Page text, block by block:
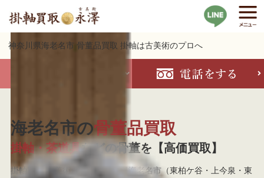
神奈川県海老名市 骨董品買取 掛軸は古美術のプロへ
海老名市の骨董品買取
掛軸・茶道具などの骨董を【高価買取】
掛軸買取 古美術永澤は神奈川県海老名市（東柏ケ谷・上今泉・東